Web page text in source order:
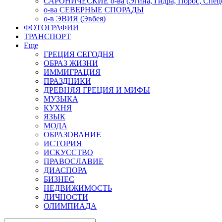
о-ва СЕВЕРНЫЕ СПОРАДЫ
о-в ЭВИЯ (Эвбея)
ФОТОГРАФИИ
ТРАНСПОРТ
Еще
ГРЕЦИЯ СЕГОДНЯ
ОБРАЗ ЖИЗНИ
ИММИГРАЦИЯ
ПРАЗДНИКИ
ДРЕВНЯЯ ГРЕЦИЯ И МИФЫ
МУЗЫКА
КУХНЯ
ЯЗЫК
МОДА
ОБРАЗОВАНИЕ
ИСТОРИЯ
ИСКУССТВО
ПРАВОСЛАВИЕ
ДИАСПОРА
БИЗНЕС
НЕДВИЖИМОСТЬ
ЛИЧНОСТИ
ОЛИМПИАДА